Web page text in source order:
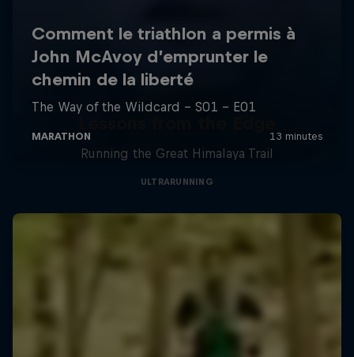
Running the Great Himalaya Trail
ULTRARUNNING